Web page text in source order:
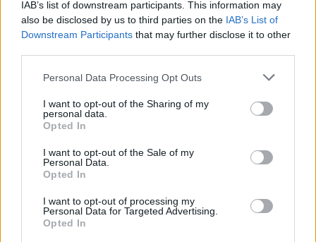
IAB’s list of downstream participants. This information may
also be disclosed by us to third parties on the IAB’s List of
Downstream Participants that may further disclose it to other
Please note that this website/app uses one or more Google
not limited to your visit or usage behaviour. You may click to
grant or deny consent to Google and its third-party tags to
use your data for below specified purposes in below Google
consent section.
Personal Data Processing Opt Outs
I want to opt-out of the Sharing of my
personal data.
Opted In
I want to opt-out of the Sale of my
Personal Data.
Opted In
I want to opt-out of processing my
Personal Data for Targeted Advertising.
Opted In
kamatot az MNB
PÉNZÜGY 2026. MÁJ. 13. MTI
Az eurólikviditást nyújtó FX-swap tenderen
az MNB jelentősen csökkentette a
benyújtható maximális swappont értékét,
ami azt jelenti, hogy a tenderen elérhető